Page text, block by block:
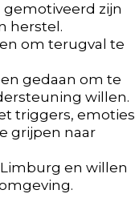
gemotiveerd zijn
herstel.
om terugval te
gedaan om te
willen.
triggers, emoties
grijpen naar
en willen